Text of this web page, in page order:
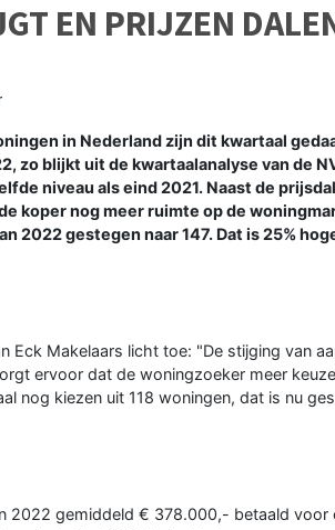
EN PRIJZEN
in Nederland zijn dit kwartaal
zo blijkt uit de kwartaalanalyse van de
niveau als eind 2021. Naast de
koper nog meer ruimte op de
2022 gestegen naar 147. Dat is 25%
Eck Makelaars licht toe: "De stijging van
ervoor dat de woningzoeker meer
nog kiezen uit 118 woningen, dat is nu
2022 gemiddeld € 378.000,- betaald voor